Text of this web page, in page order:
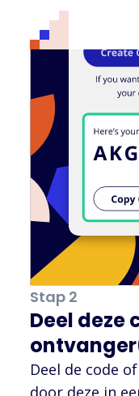
Stap 2
Deel deze
Deel de code
door deze in